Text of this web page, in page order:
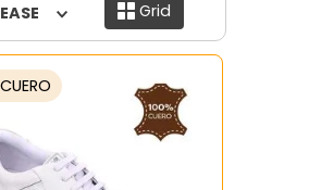
Grid